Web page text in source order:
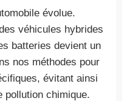
évolue.
véhicules hybrides
batteries devient un
nos méthodes pour
évitant ainsi
pollution chimique.